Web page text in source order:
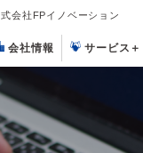
会社FPイノベーション
会社情報 サービス ＋